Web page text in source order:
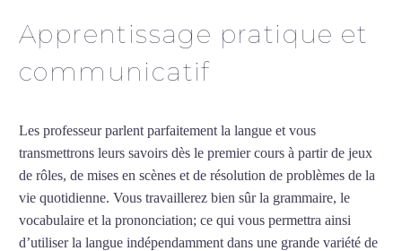
Apprentissage pratique et
communicatif
Les professeur parlent parfaitement la langue et vous
transmettrons leurs savoirs dès le premier cours à partir de jeux
de rôles, de mises en scènes et de résolution de problèmes de la
vie quotidienne. Vous travaillerez bien sûr la grammaire, le
vocabulaire et la prononciation; ce qui vous permettra ainsi
d’utiliser la langue indépendamment dans une grande variété de